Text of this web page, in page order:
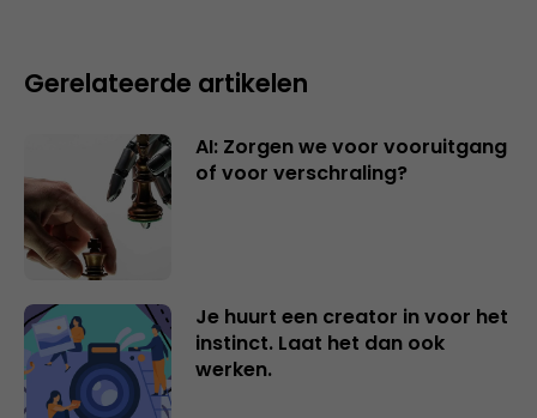
Gerelateerde artikelen
AI: Zorgen we voor vooruitgang
of voor verschraling?
Je huurt een creator in voor het
instinct. Laat het dan ook
werken.